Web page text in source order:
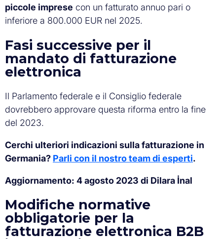
piccole imprese con un fatturato annuo pari o
inferiore a 800.000 EUR nel 2025.
Fasi successive per il
mandato di fatturazione
elettronica
Il Parlamento federale e il Consiglio federale
dovrebbero approvare questa riforma entro la fine
del 2023.
Cerchi ulteriori indicazioni sulla fatturazione in
Germania? Parli con il nostro team di esperti.
Aggiornamento: 4 agosto 2023 di Dilara İnal
Modifiche normative
obbligatorie per la
fatturazione elettronica B2B